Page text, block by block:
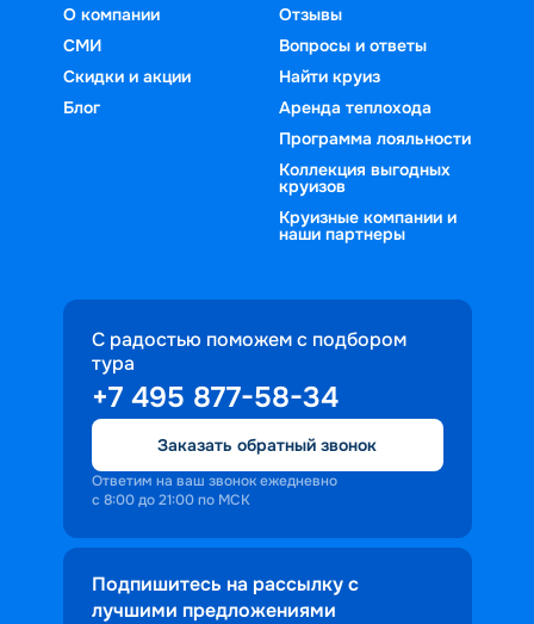
О компании
СМИ
Скидки и акции
Блог
Отзывы
Вопросы и ответы
Найти круиз
Аренда теплохода
Программа лояльности
Коллекция выгодных
круизов
Круизные компании и
наши партнеры
С радостью поможем с подбором
тура
+7 495 877-58-34
Заказать обратный звонок
Ответим на ваш звонок ежедневно
с 8:00 до 21:00 по МСК
Подпишитесь на рассылку с
лучшими предложениями